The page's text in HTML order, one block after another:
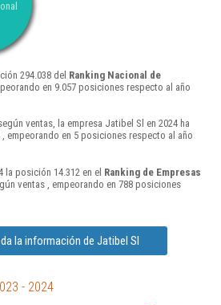
294.038 del Ranking Nacional de
en 9.057 posiciones respecto al año
ventas, la empresa Jatibel Sl en 2024 ha
empeorando en 5 posiciones respecto al año
la posición 14.312 en el Ranking de Empresas
ventas , empeorando en 788 posiciones
la información de Jatibel Sl
- 2024